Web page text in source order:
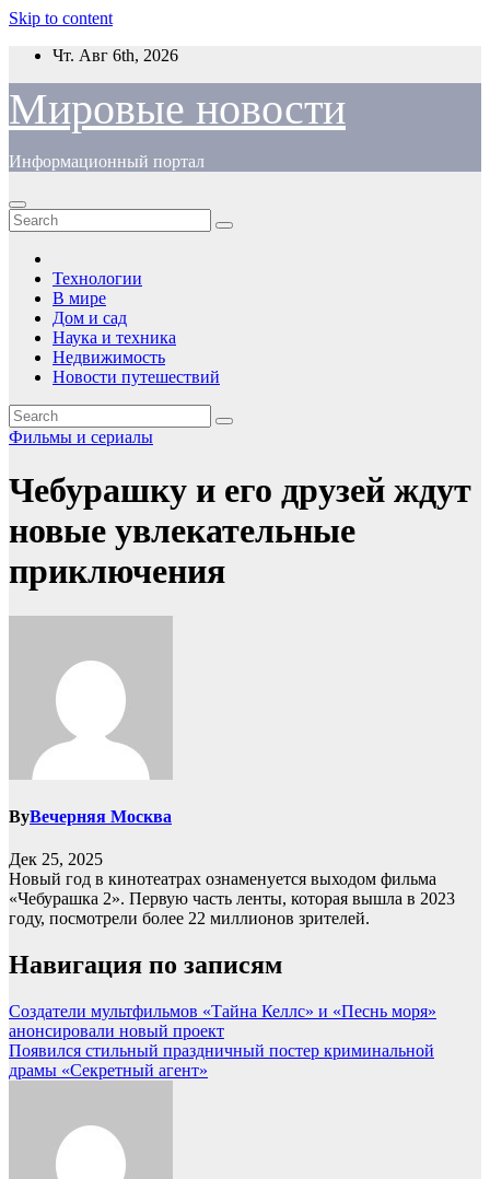
Skip to content
Чт. Авг 6th, 2026
Мировые новости
Информационный портал
Технологии
В мире
Дом и сад
Наука и техника
Недвижимость
Новости путешествий
Фильмы и сериалы
Чебурашку и его друзей ждут
новые увлекательные
приключения
ByВечерняя Москва
Дек 25, 2025
Новый год в кинотеатрах ознаменуется выходом фильма
«Чебурашка 2». Первую часть ленты, которая вышла в 2023
году, посмотрели более 22 миллионов зрителей.
Навигация по записям
Создатели мультфильмов «Тайна Келлс» и «Песнь моря»
анонсировали новый проект
Появился стильный праздничный постер криминальной
драмы «Секретный агент»